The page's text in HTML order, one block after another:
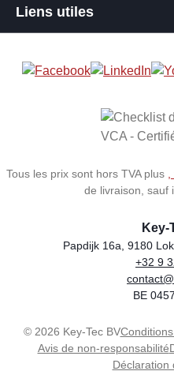
Liens utiles
Tous les prix sont hors TVA plus
de livraison, sauf
Key-
Papdijk 16a, 9180
+32 9
BE
© 2026 Key-Tec BV
Avis de non-responsabilité
Déclaration